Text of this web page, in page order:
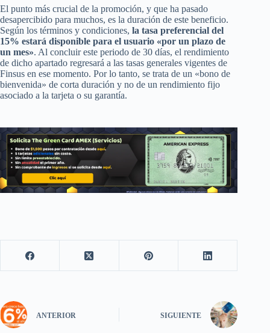
El punto más crucial de la promoción, y que ha pasado
desapercibido para muchos, es la duración de este beneficio.
Según los términos y condiciones, la tasa preferencial del
15% estará disponible para el usuario «por un plazo de
un mes». Al concluir este periodo de 30 días, el rendimiento
de dicho apartado regresará a las tasas generales vigentes de
Finsus en ese momento. Por lo tanto, se trata de un «bono de
bienvenida» de corta duración y no de un rendimiento fijo
asociado a la tarjeta o su garantía.
ANTERIOR SIGUIENTE